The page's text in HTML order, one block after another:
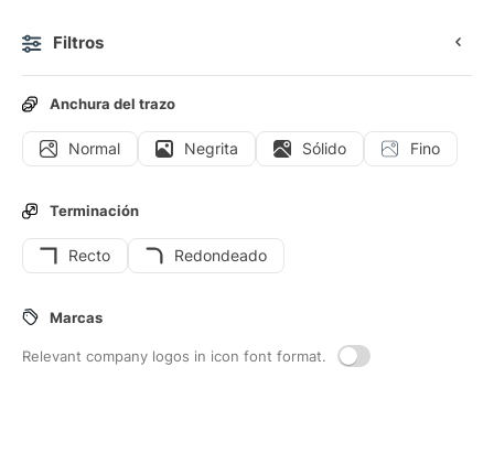
Filtros
Anchura del trazo
Normal Negrita Sólido Fino
Terminación
Recto Redondeado
Marcas
Relevant company logos in icon font format.
Iconos Stickers Iconos animados Iconos de interfaz